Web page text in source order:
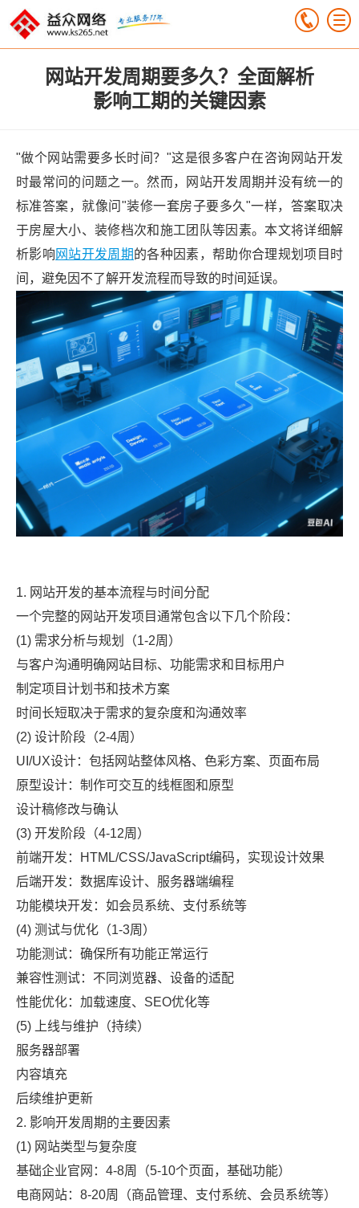
网站开发周期要多久？全面解析
影响工期的关键因素
"做个网站需要多长时间？"这是很多客户在咨询网站开发
时最常问的问题之一。然而，网站开发周期并没有统一的
标准答案，就像问"装修一套房子要多久"一样，答案取决
于房屋大小、装修档次和施工团队等因素。本文将详细解
析影响 网站开发周期的各种因素，帮助你合理规划项目时
间，避免因不了解开发流程而导致的时间延误。
1. 网站开发的基本流程与时间分配
一个完整的网站开发项目通常包含以下几个阶段：
(1) 需求分析与规划（1-2周）
与客户沟通明确网站目标、功能需求和目标用户
制定项目计划书和技术方案
时间长短取决于需求的复杂度和沟通效率
(2) 设计阶段（2-4周）
UI/UX设计：包括网站整体风格、色彩方案、页面布局
原型设计：制作可交互的线框图和原型
设计稿修改与确认
(3) 开发阶段（4-12周）
前端开发：HTML/CSS/JavaScript编码，实现设计效果
后端开发：数据库设计、服务器端编程
功能模块开发：如会员系统、支付系统等
(4) 测试与优化（1-3周）
功能测试：确保所有功能正常运行
兼容性测试：不同浏览器、设备的适配
性能优化：加载速度、SEO优化等
(5) 上线与维护（持续）
服务器部署
内容填充
后续维护更新
2. 影响开发周期的主要因素
(1) 网站类型与复杂度
基础企业官网：4-8周（5-10个页面，基础功能）
电商网站：8-20周（商品管理、支付系统、会员系统等）